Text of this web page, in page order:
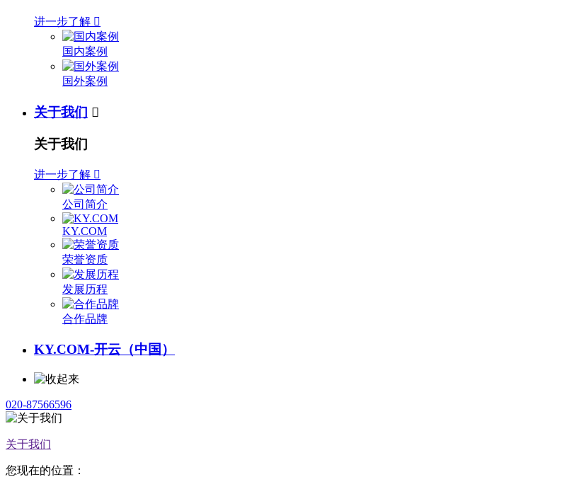
进一步了解 
国内案例
国外案例
关于我们 
关于我们
进一步了解 
公司简介
KY.COM
荣誉资质
发展历程
合作品牌
KY.COM-开云（中国）
020-87566596
关于我们
您现在的位置：